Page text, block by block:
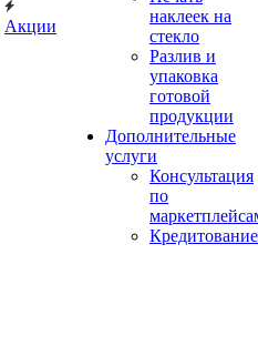
Акции
наклеек на
стекло
Разлив и
упаковка
готовой
продукции
Дополнительные
услуги
Консультация
по
Кредитование